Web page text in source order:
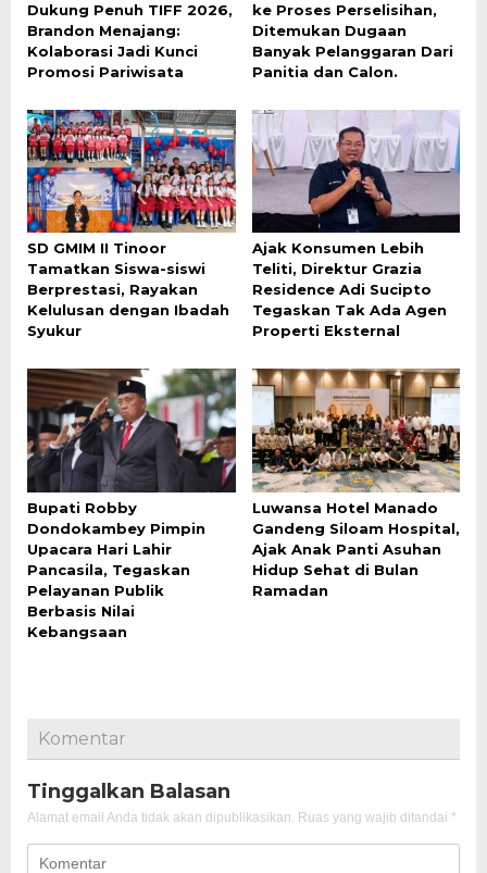
Dukung Penuh TIFF 2026,
Brandon Menajang:
Kolaborasi Jadi Kunci
Promosi Pariwisata
ke Proses Perselisihan,
Ditemukan Dugaan
Banyak Pelanggaran Dari
Panitia dan Calon.
SD GMIM II Tinoor
Tamatkan Siswa-siswi
Berprestasi, Rayakan
Kelulusan dengan Ibadah
Syukur
Ajak Konsumen Lebih
Teliti, Direktur Grazia
Residence Adi Sucipto
Tegaskan Tak Ada Agen
Properti Eksternal
Bupati Robby
Dondokambey Pimpin
Upacara Hari Lahir
Pancasila, Tegaskan
Pelayanan Publik
Berbasis Nilai
Kebangsaan
Luwansa Hotel Manado
Gandeng Siloam Hospital,
Ajak Anak Panti Asuhan
Hidup Sehat di Bulan
Ramadan
Komentar
Tinggalkan Balasan
Alamat email Anda tidak akan dipublikasikan. Ruas yang wajib ditandai *